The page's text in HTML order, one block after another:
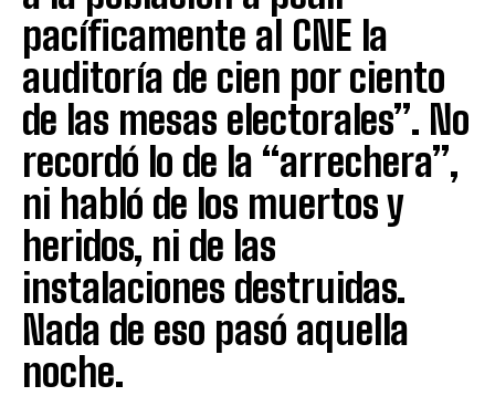
pacíficamente al CNE la
auditoría de cien por ciento
de las mesas electorales”. No
recordó lo de la “arrechera”,
ni habló de los muertos y
heridos, ni de las
instalaciones destruidas.
Nada de eso pasó aquella
noche.